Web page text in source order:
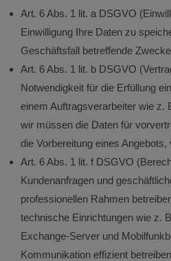
Art. 6 Abs. 1 lit. a DSGVO
Einwilligung Ihre Daten zu
Geschäftsfall betreffende
Art. 6 Abs. 1 lit. b DSGVO
Notwendigkeit für die Erfüllung
einem Auftragsverarbeiter wie z.
wir müssen die Daten für
die Vorbereitung eines Angebots,
Art. 6 Abs. 1 lit. f DSGVO
Kundenanfragen und
professionellen Rahmen
technische Einrichtungen wie z.
Exchange-Server und
Kommunikation effizient